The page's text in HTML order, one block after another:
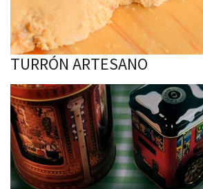
TURRÓN ARTESANO